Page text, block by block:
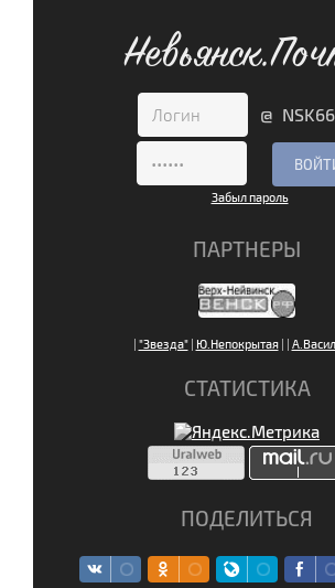
@
Забыл пароль
ПАРТНЕРЫ
"Звезда"| Ю.Непокрытая|
СТАТИСТИКА
ПОДЕЛИТЬСЯ